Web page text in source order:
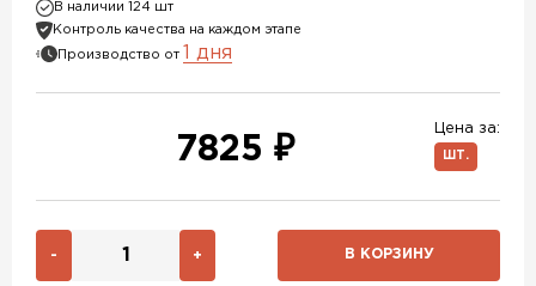
В наличии 124 шт
Контроль качества на каждом этапе
Производство от 1 дня
Цена за:
ШТ.
7825 ₽
- + В КОРЗИНУ